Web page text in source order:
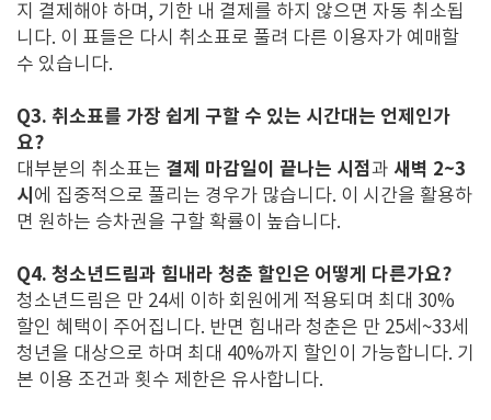
지 결제해야 하며, 기한 내 결제를 하지 않으면 자동 취소됩
니다. 이 표들은 다시 취소표로 풀려 다른 이용자가 예매할
수 있습니다.
Q3. 취소표를 가장 쉽게 구할 수 있는 시간대는 언제인가
요?
대부분의 취소표는 결제 마감일이 끝나는 시점과 새벽 2~3
시 에 집중적으로 풀리는 경우가 많습니다. 이 시간을 활용하
면 원하는 승차권을 구할 확률이 높습니다.
Q4. 청소년드림과 힘내라 청춘 할인은 어떻게 다른가요?
청소년드림은 만 24세 이하 회원에게 적용되며 최대 30%
할인 혜택이 주어집니다. 반면 힘내라 청춘은 만 25세~33세
청년을 대상으로 하며 최대 40%까지 할인이 가능합니다. 기
본 이용 조건과 횟수 제한은 유사합니다.